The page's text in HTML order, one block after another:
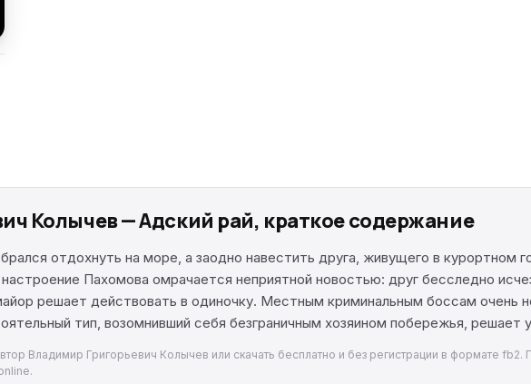
Колычев — Адский рай, краткое содержание
отдохнуть на море, а заодно навестить друга, живущего в курортном
Пахомова омрачается неприятной новостью: друг бесследно
решает действовать в одиночку. Местным криминальным боссам очень
тип, возомнивший себя безграничным хозяином побережья, решает
Владимир Григорьевич Колычев или скачать бесплатно и без регистрации в формате